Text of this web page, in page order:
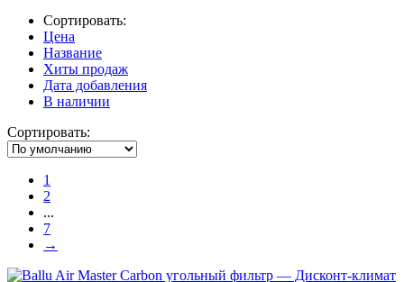
Сортировать:
Цена
Название
Хиты продаж
Дата добавления
В наличии
Сортировать:
1
2
...
7
→